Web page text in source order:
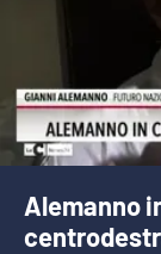
Alemanno